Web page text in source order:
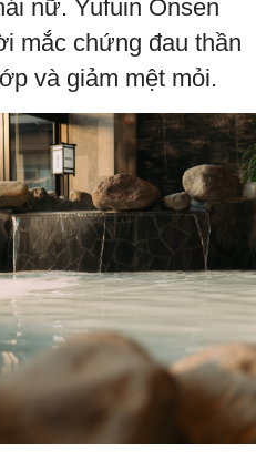
nữ. Yufuin Onsen
mắc chứng đau thần
và giảm mệt mỏi.